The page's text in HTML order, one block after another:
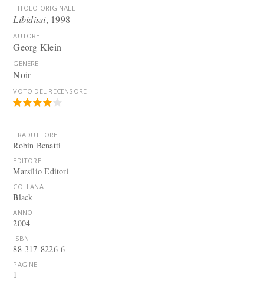
TITOLO ORIGINALE
Libidissi, 1998
AUTORE
Georg Klein
GENERE
Noir
VOTO DEL RECENSORE
TRADUTTORE
Robin Benatti
EDITORE
Marsilio Editori
COLLANA
Black
ANNO
2004
ISBN
88-317-8226-6
PAGINE
1